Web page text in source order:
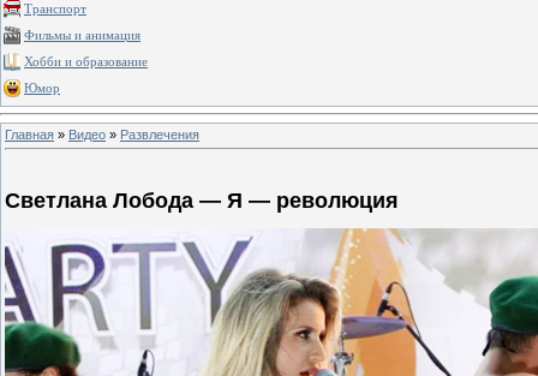
Транспорт
Фильмы и анимация
Хобби и образование
Юмор
Главная » Видео » Развлечения
Светлана Лобода — Я — революция